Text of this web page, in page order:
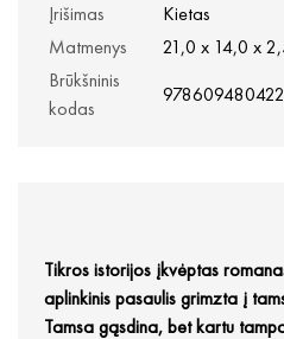
Įrišimas
Kietas
Matmenys
21,0 x 14,0 x
Brūkšninis
kodas
Tikros istorijos įkvėptas
aplinkinis pasaulis grimzta į
Tamsa gąsdina, bet kartu